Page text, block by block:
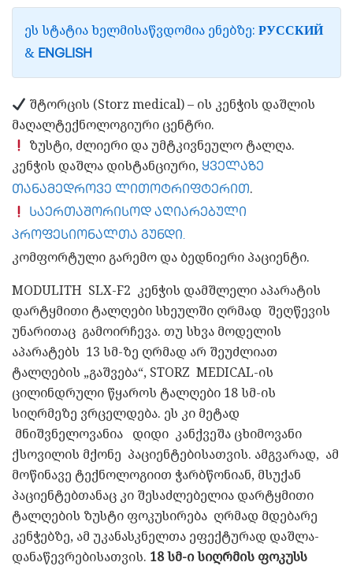
ᲔᲡ ᲡᲢᲐᲢᲘᲐ ᲮᲔᲚᲛᲘᲡᲐᲬᲕᲓᲝᲛᲘᲐ ᲔᲜᲔᲑᲖᲔ: РУССКИЙ
& ENGLISH
შტორცის (Storz medical) – ის კენჭის დაშლის
მაღალტექნოლოგიური ცენტრი.
ზუსტი, ძლიერი და უმტკივნეულო ტალღა.
კენჭის დაშლა დისტანციური, ყველაზე
თანამედროვე ლითოტრიფტერით.
საერთაშორისოდ აღიარებული
პროფესიონალთა გუნდი.
კომფორტული გარემო და ბედნიერი პაციენტი.
MODULITH SLX-F2 კენჭის დამშლელი აპარატის
დარტყმითი ტალღები სხეულში ღრმად შეღწევის
უნარითაც გამოირჩევა. თუ სხვა მოდელის
აპარატებს 13 სმ-ზე ღრმად არ შეუძლიათ
ტალღების „გაშვება“, STORZ MEDICAL-ის
ცილინდრული წყაროს ტალღები 18 სმ-ის
სიღრმეზე ვრცელდება. ეს კი მეტად
მნიშვნელოვანია დიდი კანქვეშა ცხიმოვანი
ქსოვილის მქონე პაციენტებისათვის. ამგვარად, ამ
მოწინავე ტექნოლოგიით ჭარბწონიან, მსუქან
პაციენტებთანაც კი შესაძლებელია დარტყმითი
ტალღების ზუსტი ფოკუსირება ღრმად მდებარე
კენჭებზე, ამ უკანასკნელთა ეფექტურად დაშლა-
დანაწევრებისათვის. 18 სმ-ი სიღრმის ფოკუსს